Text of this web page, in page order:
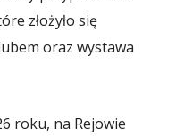
złożyło się
oraz wystawa
roku, na Rejowie